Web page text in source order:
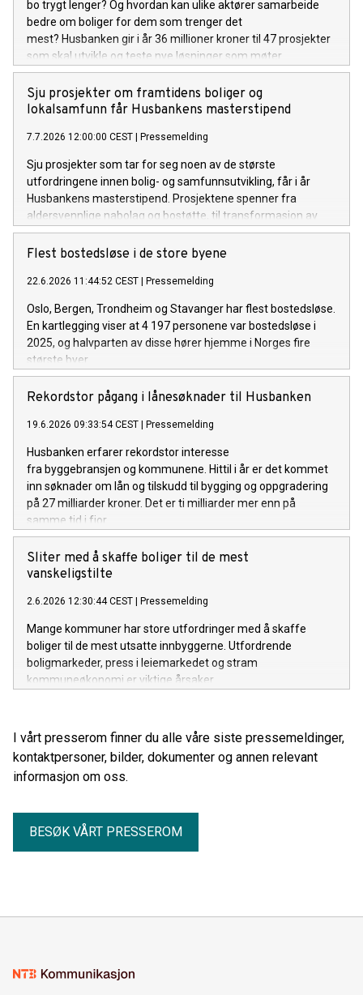
bo trygt lenger? Og hvordan kan ulike aktører samarbeide
bedre om boliger for dem som trenger det
mest? Husbanken gir i år 36 millioner kroner til 47 prosjekter
som skal utvikle og teste nye løsninger som møter
boligpolitiske utfordringer.
Sju prosjekter om framtidens boliger og
lokalsamfunn får Husbankens masterstipend
7.7.2026 12:00:00 CEST Pressemelding
Sju prosjekter som tar for seg noen av de største
utfordringene innen bolig- og samfunnsutvikling, får i år
Husbankens masterstipend. Prosjektene spenner fra
aldersvennlige nabolag og bostøtte, til transformasjon av
eksisterende bygg og kommunal boligpolitikk.
Flest bostedsløse i de store byene
22.6.2026 11:44:52 CEST Pressemelding
Oslo, Bergen, Trondheim og Stavanger har flest bostedsløse.
En kartlegging viser at 4 197 personene var bostedsløse i
2025, og halvparten av disse hører hjemme i Norges fire
største byer.
Rekordstor pågang i lånesøknader til Husbanken
19.6.2026 09:33:54 CEST Pressemelding
Husbanken erfarer rekordstor interesse
fra byggebransjen og kommunene. Hittil i år er det kommet
inn søknader om lån og tilskudd til bygging og oppgradering
på 27 milliarder kroner. Det er ti milliarder mer enn på
samme tid i fjor.
Sliter med å skaffe boliger til de mest
vanskeligstilte
2.6.2026 12:30:44 CEST Pressemelding
Mange kommuner har store utfordringer med å skaffe
boliger til de mest utsatte innbyggerne. Utfordrende
boligmarkeder, press i leiemarkedet og stram
kommuneøkonomi er viktige årsaker.
I vårt presserom finner du alle våre siste pressemeldinger,
kontaktpersoner, bilder, dokumenter og annen relevant
informasjon om oss.
BESØK VÅRT PRESSEROM